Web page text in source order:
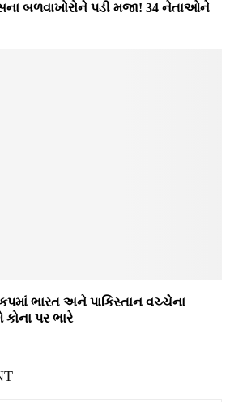
બળવાખોરોને પડી મજા! 34 નેતાઓને
ભારત અને પાકિસ્તાન વચ્ચેના
પર ભારે